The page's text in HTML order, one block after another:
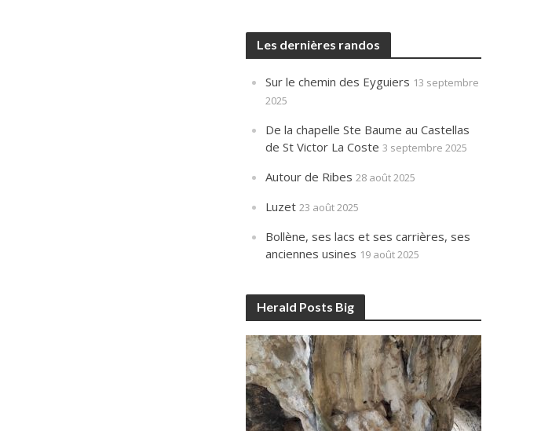
Les dernières randos
Sur le chemin des Eyguiers 13 septembre
2025
De la chapelle Ste Baume au Castellas
de St Victor La Coste 3 septembre 2025
Autour de Ribes 28 août 2025
Luzet 23 août 2025
Bollène, ses lacs et ses carrières, ses
anciennes usines 19 août 2025
Herald Posts Big